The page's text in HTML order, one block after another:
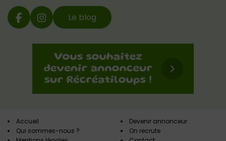
Le blog
Accueil
Qui sommes-nous ?
Devenir annonceur
On recrute